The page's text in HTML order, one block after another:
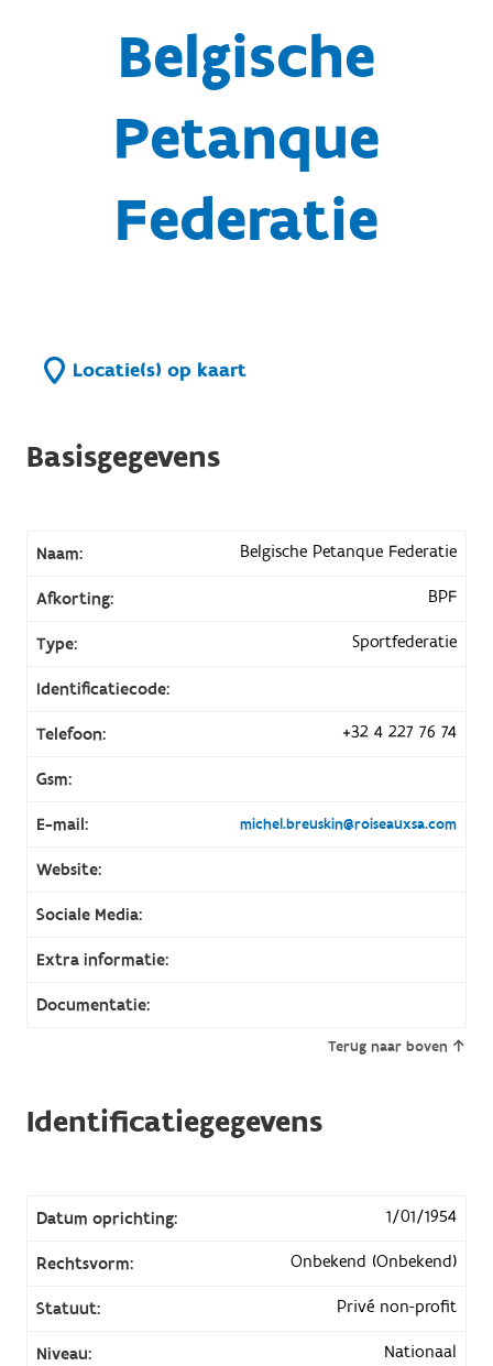
Belgische
Petanque
Federatie
Locatie(s) op kaart
Basisgegevens
Naam: Belgische Petanque Federatie
Afkorting: BPF
Type: Sportfederatie
Identificatiecode:
Telefoon: +32 4 227 76 74
Gsm:
E-mail: michel.breuskin@roiseauxsa.com
Website:
Sociale Media:
Extra informatie:
Documentatie:
Terug naar boven
Identificatiegegevens
Datum oprichting: 1/01/1954
Rechtsvorm: Onbekend (Onbekend)
Statuut: Privé non-profit
Niveau: Nationaal